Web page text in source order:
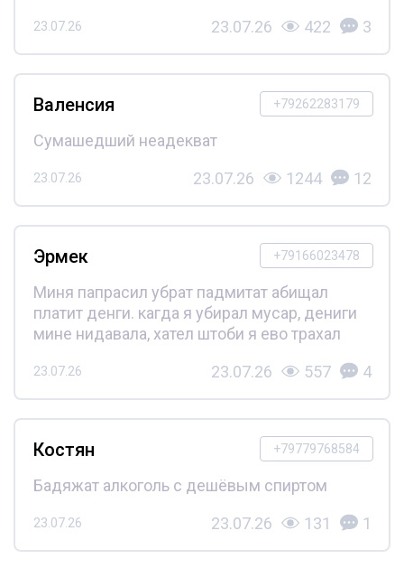
23.07.26 23.07.26 422 3
+79262283179
Валенсия
Сумашедший неадекват
23.07.26 23.07.26 1244 12
+79166023478
Эрмек
Миня папрасил убрат падмитат абищал
платит денги. кагда я убирал мусар, дениги
мине нидавала, хател штоби я ево трахал
23.07.26 23.07.26 557 4
+79779768584
Костян
Бадяжат алкоголь с дешёвым спиртом
23.07.26 23.07.26 131 1